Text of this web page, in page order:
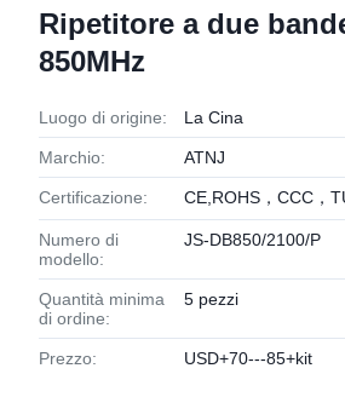
Ripetitore a due
850MHz
Luogo di origine: La Cina
Marchio: ATNJ
Certificazione: CE,ROHS，CCC，
Numero di
modello:
JS-DB850/2100/P
Quantità minima
di ordine:
5 pezzi
Prezzo: USD+70---85+kit